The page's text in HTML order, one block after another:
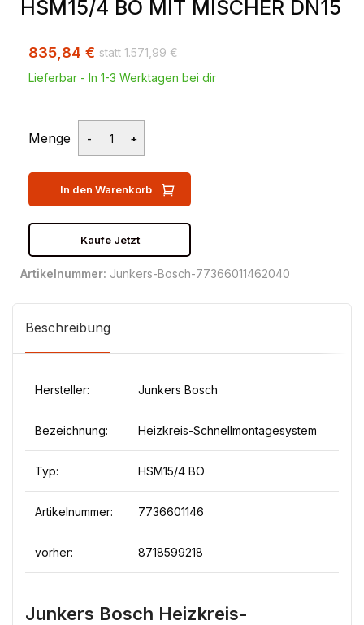
HSM15/4 BO MIT MISCHER DN15
1.571,99 €
835,84 €
Lieferbar - In 1-3 Werktagen bei dir
Menge
In den Warenkorb
Kaufe Jetzt
Artikelnummer: Junkers-Bosch-77366011462040
Beschreibung
Hersteller: Junkers Bosch
Bezeichnung: Heizkreis-Schnellmontagesystem
Typ: HSM15/4 BO
Artikelnummer: 7736601146
vorher: 8718599218
Junkers Bosch Heizkreis-